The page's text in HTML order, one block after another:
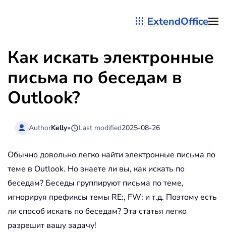
ExtendOffice
Как искать электронные
письма по беседам в
Outlook?
AuthorKelly• Last modified2025-08-26
Обычно довольно легко найти электронные письма по
теме в Outlook. Но знаете ли вы, как искать по
беседам? Беседы группируют письма по теме,
игнорируя префиксы темы RE:, FW: и т.д. Поэтому есть
ли способ искать по беседам? Эта статья легко
разрешит вашу задачу!